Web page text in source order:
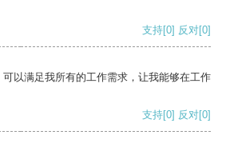
支持[0] 反对[0]
以满足我所有的工作需求，让我能够在工作
支持[0] 反对[0]